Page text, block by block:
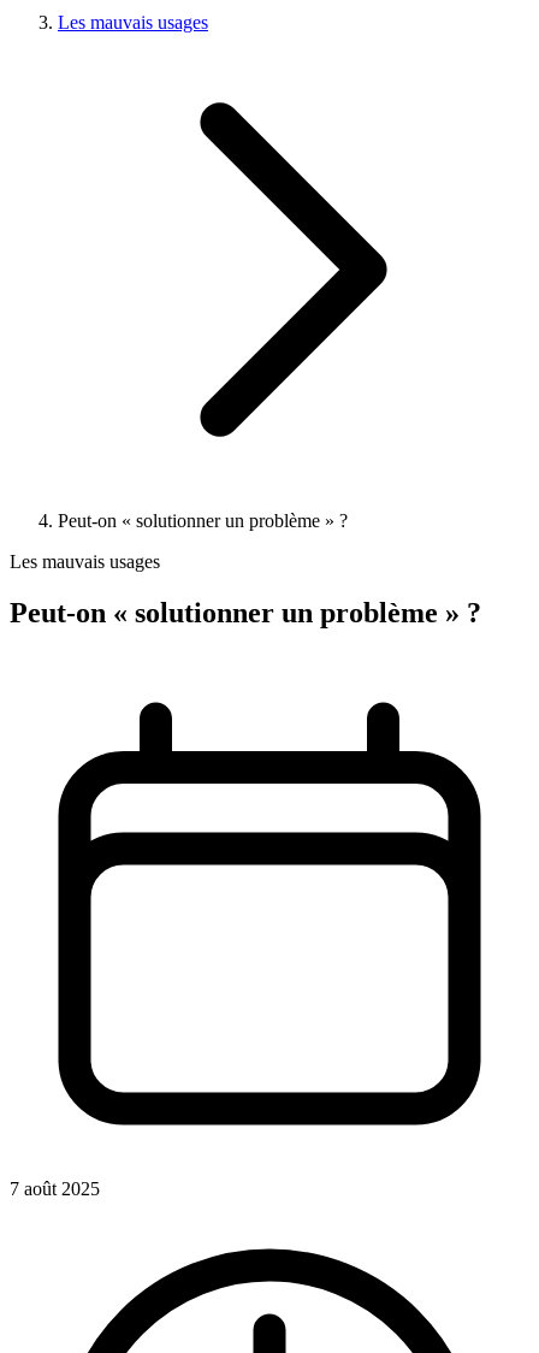
Les mauvais usages
Peut-on « solutionner un problème » ?
Les mauvais usages
Peut-on « solutionner un problème » ?
7 août 2025